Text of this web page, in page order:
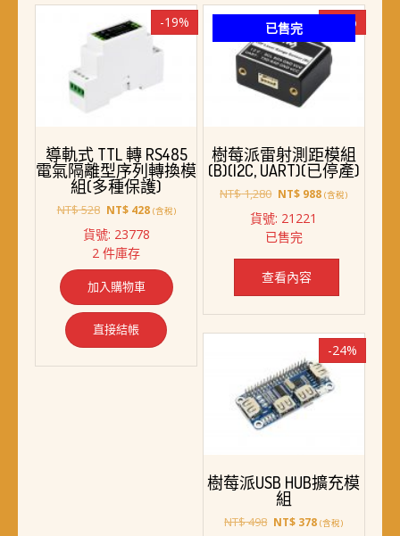
-19%
導軌式 TTL 轉 RS485
電氣隔離型序列轉換模
組(多種保護)
NT$528 原
價
格：
NT$ 528。
NT$428目
價
NT$ 428。
(含稅)
貨號: 23778
2 件庫存
加入購物車
直接結帳
已售完 -23%
樹莓派雷射測距模組
(B)(I2C, UART)(已停產)
NT$1,280 原
價
格：
NT$ 1,280。
NT$ 988目
NT$ 988。
(含稅)
貨號: 21221
已售完
查看內容
-24%
樹莓派USB HUB擴充模
組
NT$498 原
NT$ 378目(含稅)